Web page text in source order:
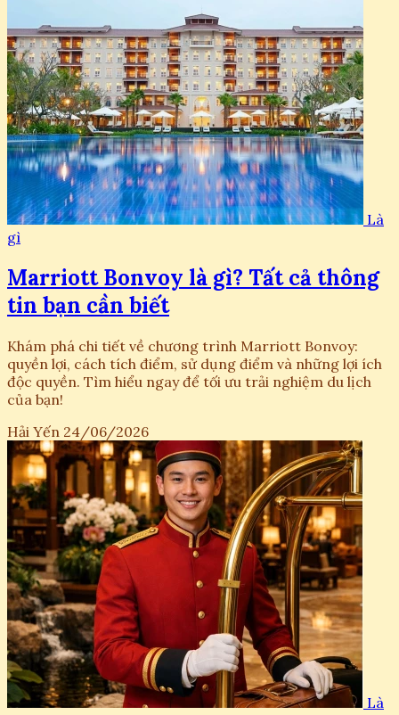
Là
gì
Marriott Bonvoy là gì? Tất cả thông
tin bạn cần biết
Khám phá chi tiết về chương trình Marriott Bonvoy:
quyền lợi, cách tích điểm, sử dụng điểm và những lợi ích
độc quyền. Tìm hiểu ngay để tối ưu trải nghiệm du lịch
của bạn!
Hải Yến 24/06/2026
Là